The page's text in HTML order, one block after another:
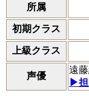
所属
初期クラス
上級クラス
声優
遠
▶